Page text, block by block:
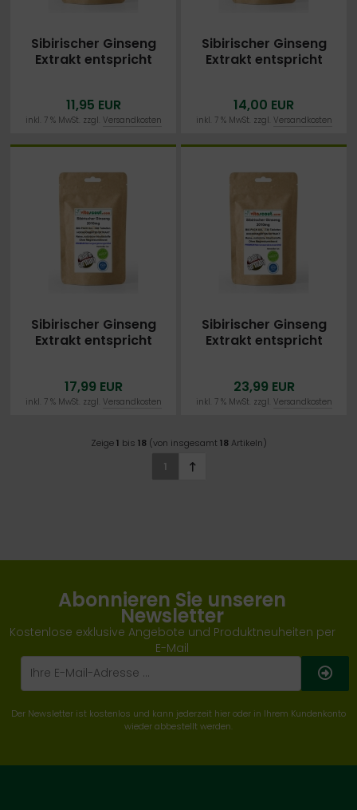
Sibirischer Ginseng
Extrakt entspricht
Tabletten - MADE IN
GERMANY - OHNE
11,95 EUR
inkl. 7 % MwSt. zzgl. Versandkosten
Sibirischer Ginseng
Extrakt entspricht
Tabletten - MADE IN
GERMANY - OHNE
14,00 EUR
inkl. 7 % MwSt. zzgl. Versandkosten
Sibirischer Ginseng
Extrakt entspricht
Tabletten - MADE IN
GERMANY - OHNE
17,99 EUR
inkl. 7 % MwSt. zzgl. Versandkosten
Sibirischer Ginseng
Extrakt entspricht
Tabletten - MADE IN
GERMANY - OHNE
23,99 EUR
inkl. 7 % MwSt. zzgl. Versandkosten
Zeige1 bis 18(von insgesamt 18Artikeln)
1
Abonnieren Sie unseren
Newsletter
Kostenlose exklusive Angebote und Produktneuheiten per
E-Mail
Der Newsletter ist kostenlos und kann jederzeit hier oder in Ihrem Kundenkonto
wieder abbestellt werden.